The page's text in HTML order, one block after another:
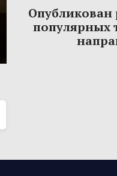
Опубликован
популярных